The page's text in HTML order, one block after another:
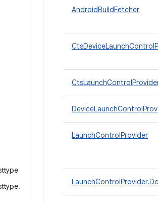
.
AndroidBuildFetcher
LaunchControlProvider